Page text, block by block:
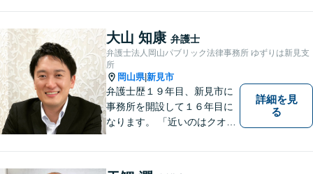
大山 知康 弁護士
弁護士法人岡山パブリック法律事務所 ゆずりは新見支
所
岡山県|新見市
弁護士歴１９年目、新見市に
事務所を開設して１６年目に
なります。 「近いのはクオリ
皆さまに距離的にも精神的に
詳細を見
る